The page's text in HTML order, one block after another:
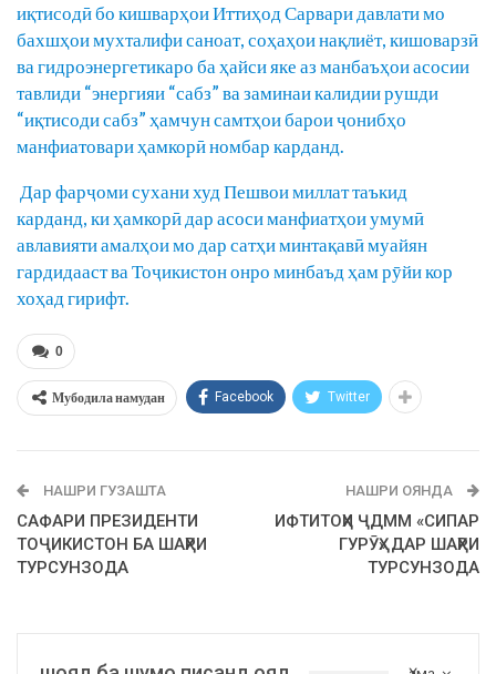
иқтисодӣ бо кишварҳои Иттиҳод Сарвари давлати мо
бахшҳои мухталифи саноат, соҳаҳои нақлиёт, кишоварзӣ
ва гидроэнергетикаро ба ҳайси яке аз манбаъҳои асосии
тавлиди “энергияи “сабз” ва заминаи калидии рушди
“иқтисоди сабз” ҳамчун самтҳои барои ҷонибҳо
манфиатовари ҳамкорӣ номбар карданд.
Дар фарҷоми сухани худ Пешвои миллат таъкид
карданд, ки ҳамкорӣ дар асоси манфиатҳои умумӣ
авлавияти амалҳои мо дар сатҳи минтақавӣ муайян
гардидааст ва Тоҷикистон онро минбаъд ҳам рӯйи кор
хоҳад гирифт.
0
Мубодила намудан Facebook Twitter
НАШРИ ГУЗАШТА
САФАРИ ПРЕЗИДЕНТИ
ТОҶИКИСТОН БА ШАҲРИ
ТУРСУНЗОДА
НАШРИ ОЯНДА
ИФТИТОҲИ ҶДММ «СИПАР
ГУРӮҲ» ДАР ШАҲРИ
ТУРСУНЗОДА